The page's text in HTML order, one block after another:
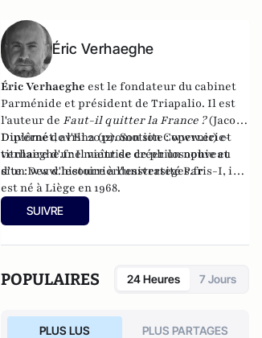
Éric Verhaeghe
Éric Verhaeghe est le fondateur du cabinet
Parménide et président deTriapalio. Il est
l'auteur de Faut-il quitter la France ?(Jacob-
Duvernet, avril 2012). Son site :www.eric-
verhaeghe.frIl vient de créer un nouveau
site :www.lecourrierdesstrateges.fr
Diplômé de l'Ena (promotion Copernic) et
titulaire d'une maîtrise de philosophie et
d'un Dea d'histoire à l'université Paris-I, il
est né à Liège en 1968.
SUIVRE
POPULAIRES 24 Heures 7 Jours
PLUS LUS PLUS PARTAGES